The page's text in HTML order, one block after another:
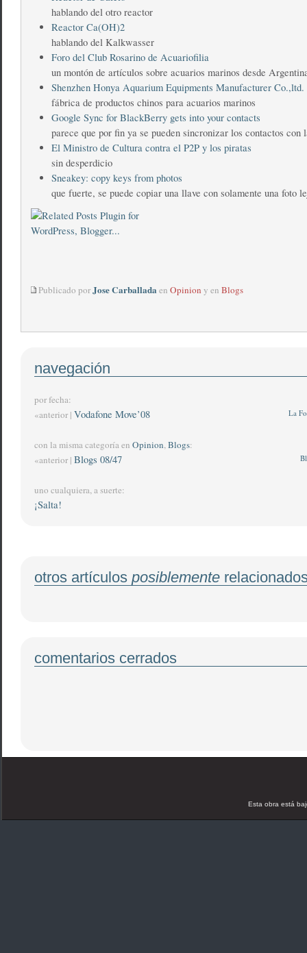
hablando del otro reactor
Reactor Ca(OH)2
hablando del Kalkwasser
Foro del Club Rosarino de Acuariofilia
un montón de artículos sobre acuarios marinos desde
Shenzhen Honya Aquarium Equipments Manufacturer Co.,ltd.
fábrica de productos chinos para acuarios marinos
Google Sync for BlackBerry gets into your contacts
parece que por fin ya se pueden sincronizar los contactos con
El Ministro de Cultura contra el P2P y los piratas
sin desperdicio
Sneakey: copy keys from photos
que fuerte, se puede copiar una llave con solamente una foto
Publicado porJose Carballadaen Opinion y en Blogs
navegación
por fecha:
La
«anterior | Vodafone Move’08
con la misma categoría en Opinion,Blogs:
«anterior | Blogs 08/47
uno cualquiera, a suerte:
¡Salta!
otros artículos posiblemente
comentarios cerrados
Esta obra está